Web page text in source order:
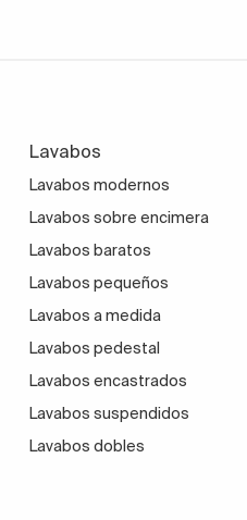
Lavabos
Lavabos modernos
Lavabos sobre encimera
Lavabos baratos
Lavabos pequeños
Lavabos a medida
Lavabos pedestal
Lavabos encastrados
Lavabos suspendidos
Lavabos dobles